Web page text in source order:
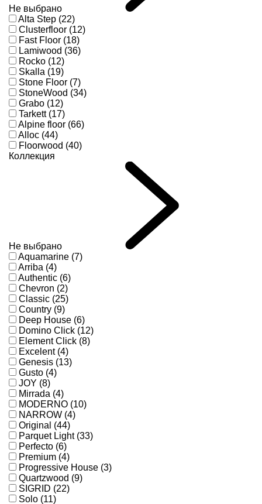
Не выбрано
Alta Step (22)
Clusterfloor (12)
Fast Floor (18)
Lamiwood (36)
Rocko (12)
Skalla (19)
Stone Floor (7)
StoneWood (34)
Grabo (12)
Tarkett (17)
Alpine floor (66)
Alloc (44)
Floorwood (40)
Коллекция
Не выбрано
Aquamarine (7)
Arriba (4)
Authentic (6)
Chevron (2)
Classic (25)
Country (9)
Deep House (6)
Domino Click (12)
Element Click (8)
Excelent (4)
Genesis (13)
Gusto (4)
JOY (8)
Mirrada (4)
MODERNO (10)
NARROW (4)
Original (44)
Parquet Light (33)
Perfecto (6)
Premium (4)
Progressive House (3)
Quartzwood (9)
SIGRID (22)
Solo (11)